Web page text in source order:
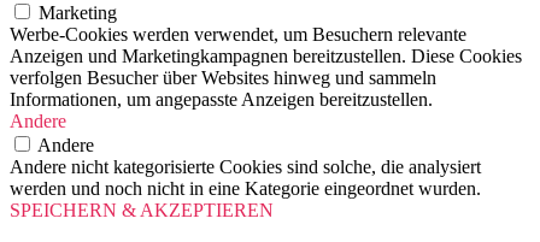
Marketing
Werbe-Cookies werden verwendet, um Besuchern relevante
Anzeigen und Marketingkampagnen bereitzustellen. Diese Cookies
verfolgen Besucher über Websites hinweg und sammeln
Informationen, um angepasste Anzeigen bereitzustellen.
Andere
Andere
Andere nicht kategorisierte Cookies sind solche, die analysiert
werden und noch nicht in eine Kategorie eingeordnet wurden.
SPEICHERN & AKZEPTIEREN